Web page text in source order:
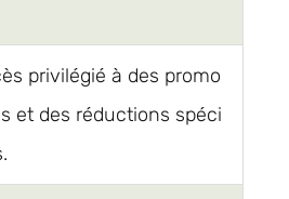
privilégié à des promo
et des réductions spéci